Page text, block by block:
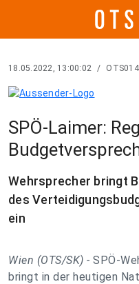
18.05.2022, 13:00:02 /
SPÖ-Laimer:
Wehrsprecher bringt
des
ein
Wien (OTS/SK) - SPÖ-
bringt in der heutigen